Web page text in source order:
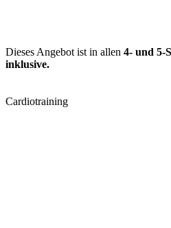
Dieses Angebot ist in allen 4- und 5-
inklusive.
Cardiotraining